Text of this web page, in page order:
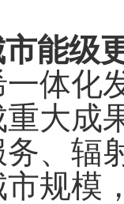
级更
体化
大成
、辐
规模